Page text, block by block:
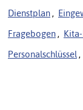
Dienstplan ,
Fragebogen ,
Personalschlüssel ,